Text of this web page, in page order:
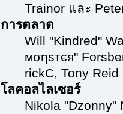
Trainor และ
การตลาด
Will "Kindred"
мσηѕтєя"
rickC, Tony
โลคอลไลเซอร์
Nikola "Dzonny"